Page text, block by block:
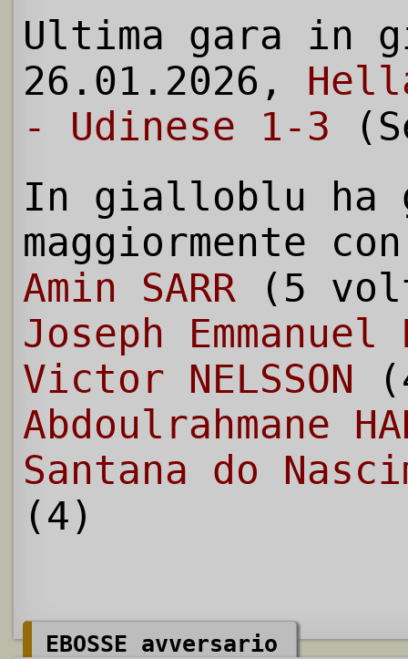
Ultima gara in
26.01.2026,
- Udinese 1-3
In gialloblu ha
maggiormente
Amin SARR (5
Joseph Emmanuel
Victor NELSSON
Abdoulrahmane
Santana do
(4)
EBOSSE avversario